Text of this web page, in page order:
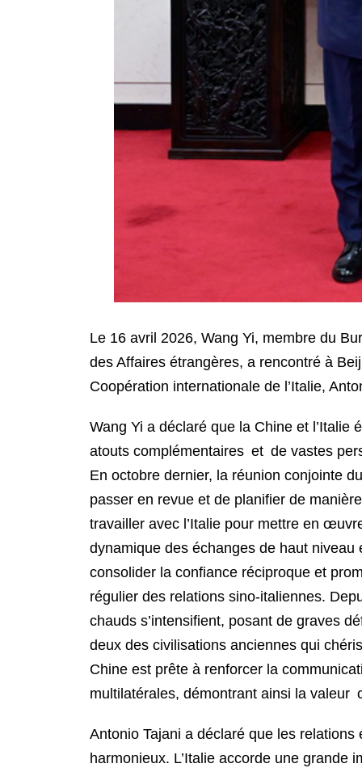
Le 16 avril 2026, Wang Yi, membre du
des Affaires étrangères, a rencontré à
Coopération internationale de l’Italie,
Wang Yi a déclaré que la Chine et
atouts complémentaires et de vastes
En octobre dernier, la réunion conjointe
passer en revue et de planifier de
travailler avec l’Italie pour mettre en
dynamique des échanges de haut
consolider la confiance réciproque et
régulier des relations sino-italiennes.
chauds s’intensifient, posant de graves
deux des civilisations anciennes qui
Chine est prête à renforcer la
multilatérales, démontrant ainsi la valeur
Antonio Tajani a déclaré que les
harmonieux. L’Italie accorde une grande